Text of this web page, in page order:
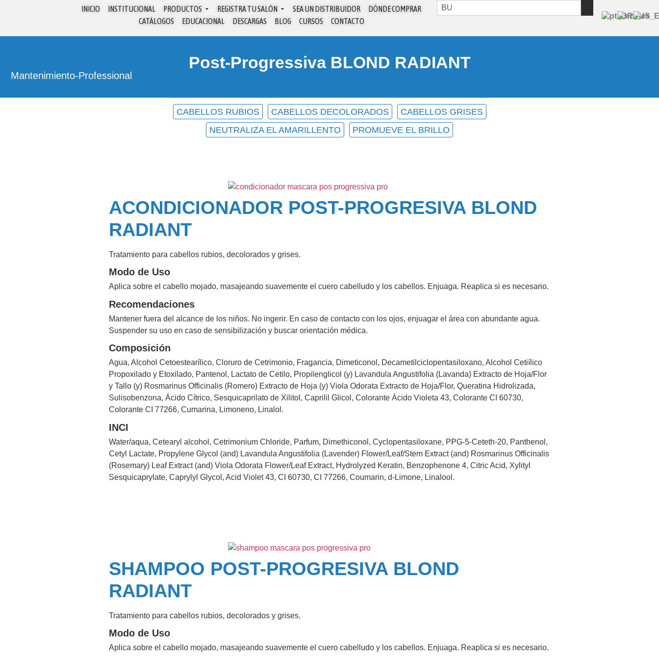
INICIO INSTITUCIONAL PRODUCTOS REGISTRA TU SALÓN SEA UN DISTRIBUIDOR
DÓNDE COMPRAR
CATÁLOGOS
EDUCACIONAL DESCARGAS BLOG CURSOS CONTACTO
Post-Progressiva BLOND RADIANT
Mantenimiento-Professional
CABELLOS RUBIOS CABELLOS DECOLORADOS
CABELLOS GRISES
NEUTRALIZA EL AMARILLENTO
PROMUEVE EL BRILLO
ACONDICIONADOR POST-PROGRESIVA BLOND
RADIANT
Tratamiento para cabellos rubios, decolorados y grises.
Modo de Uso
Aplica sobre el cabello mojado, masajeando suavemente el cuero cabelludo y los cabellos. Enjuaga. Reaplica si es necesario.
Recomendaciones
Mantener fuera del alcance de los niños. No ingerir. En caso de contacto con los ojos, enjuagar el área con abundante agua.
Suspender su uso en caso de sensibilización y buscar orientación médica.
Composición
Agua, Alcohol Cetoestearílico, Cloruro de Cetrimonio, Fragancia, Dimeticonol, Decametilciclopentasiloxano, Alcohol Cetiílico
Propoxilado y Etoxilado, Pantenol, Lactato de Cetilo, Propilenglicol (y) Lavandula Angustifolia (Lavanda) Extracto de Hoja/Flor
y Tallo (y) Rosmarinus Officinalis (Romero) Extracto de Hoja (y) Viola Odorata Extracto de Hoja/Flor, Queratina Hidrolizada,
Sulisobenzona, Ácido Cítrico, Sesquicaprilato de Xilitol, Caprilil Glicol, Colorante Ácido Violeta 43, Colorante CI 60730,
Colorante CI 77266, Cumarina, Limoneno, Linalol.
INCI
Water/aqua, Cetearyl alcohol, Cetrimonium Chloride, Parfum, Dimethiconol, Cyclopentasiloxane, PPG-5-Ceteth-20, Panthenol,
Cetyl Lactate, Propylene Glycol (and) Lavandula Angustifolia (Lavender) Flower/Leaf/Stem Extract (and) Rosmarinus Officinalis
(Rosemary) Leaf Extract (and) Viola Odorata Flower/Leaf Extract, Hydrolyzed Keratin, Benzophenone 4, Citric Acid, Xylityl
Sesquicaprylate, Caprylyl Glycol, Acid Violet 43, CI 60730, CI 77266, Coumarin, d-Limone, Linalool.
SHAMPOO POST-PROGRESIVA BLOND
RADIANT
Tratamiento para cabellos rubios, decolorados y grises.
Modo de Uso
Aplica sobre el cabello mojado, masajeando suavemente el cuero cabelludo y los cabellos. Enjuaga. Reaplica si es necesario.